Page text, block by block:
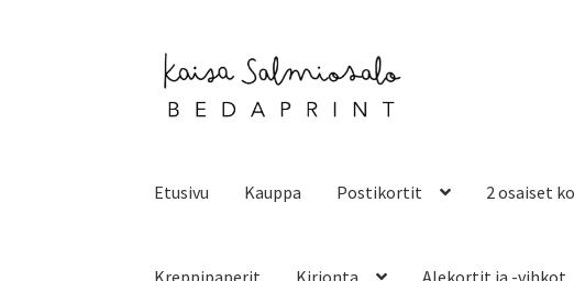
Siirry
navigointiin
Siirry
sisältöön
Etusivu Kauppa Postikortit 2 osaiset